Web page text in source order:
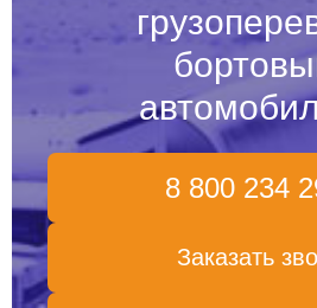
8 800 234
Заказать